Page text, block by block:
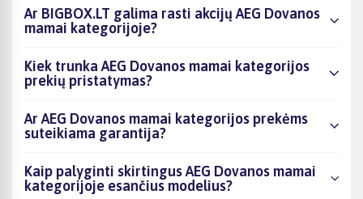
Ar BIGBOX.LT galima rasti akcijų AEG Dovanos
mamai kategorijoje?
Kiek trunka AEG Dovanos mamai kategorijos
prekių pristatymas?
Ar AEG Dovanos mamai kategorijos prekėms
suteikiama garantija?
Kaip palyginti skirtingus AEG Dovanos mamai
kategorijoje esančius modelius?